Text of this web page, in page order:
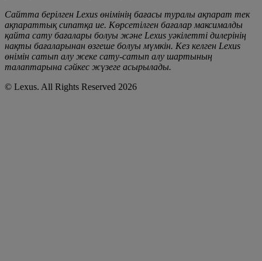
Сайтта берілген Lexus өнімінің бағасы туралы ақпарат тек
ақпараттық сипатқа ие. Көрсетілген бағалар максималды
қайта сату бағалары болуы және Lexus уәкілетті дилерінің
нақты бағаларынан өзгеше болуы мүмкін. Кез келген Lexus
өнімін сатып алу жеке сату-сатып алу шартының
талаптарына сәйкес жүзеге асырылады.
© Lexus. All Rights Reserved 2026